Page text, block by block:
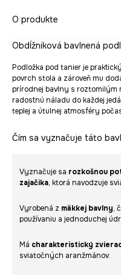
O produkte
Obdĺžniková bavlnená
Podložka pod tanier je
povrch stola a zároveň mu
prírodnej bavlny s roztomilým
radostnú náladu do každej
teplej a útulnej atmosféry
Čím sa vyznačuje táto
Vyznačuje sa rozkošnou
zajačika, ktorá navodzuje
Vyrobená z mäkkej bavlny,
používaniu a jednoduchej
Má charakteristický
sviatočných aranžmánov.